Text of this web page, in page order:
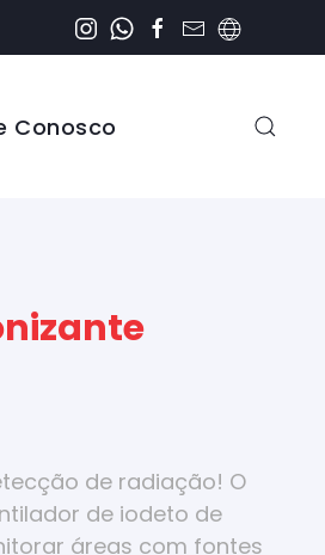
Conosco
de radiação! O
de iodeto de
áreas com fontes